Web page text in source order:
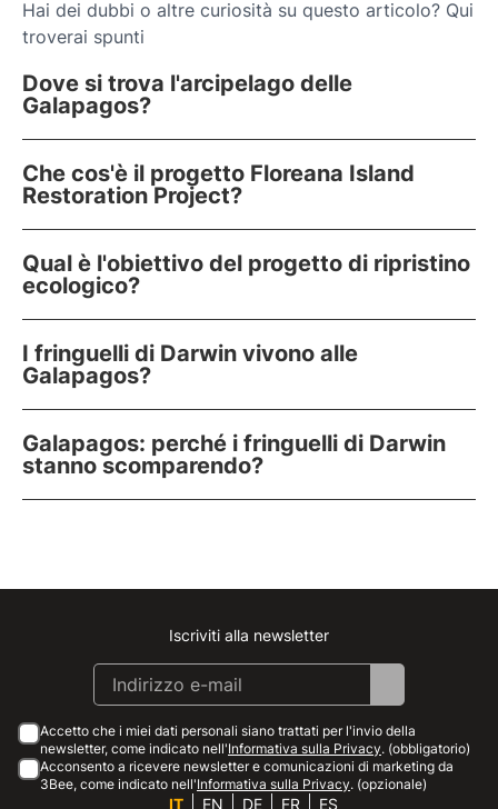
Hai dei dubbi o altre curiosità su questo articolo? Qui
troverai spunti
Dove si trova l'arcipelago delle
Galapagos?
Che cos'è il progetto Floreana Island
Restoration Project?
Qual è l'obiettivo del progetto di ripristino
ecologico?
I fringuelli di Darwin vivono alle
Galapagos?
Galapagos: perché i fringuelli di Darwin
stanno scomparendo?
Instagram
Facebook
Linkedin
Youtube
Iscriviti alla newsletter
Accetto che i miei dati personali siano trattati per l'invio della
newsletter, come indicato nell'Informativa sulla Privacy. (obbligatorio)
Acconsento a ricevere newsletter e comunicazioni di marketing da
3Bee, come indicato nell'Informativa sulla Privacy. (opzionale)
IT EN DE FR ES